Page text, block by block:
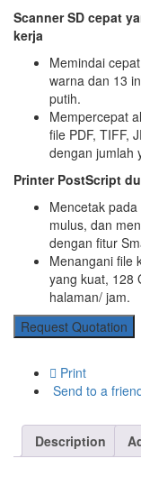
Scanner SD cepat
kerja
Memindai
warna dan 13
putih.
Mempercepat
file PDF, TIFF,
dengan jumlah
Printer PostScript
Mencetak
mulus, dan
dengan fitur
Menangani file
yang kuat, 128
halaman/ jam.
Request Quotation
Print
Send to a
Description